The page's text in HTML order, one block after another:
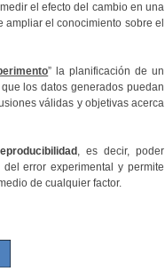
el efecto del cambio en una
el conocimiento sobre el
” la planificación de un
los datos generados puedan
válidas y objetivas acerca
, es decir, poder
error experimental y permite
de cualquier factor.